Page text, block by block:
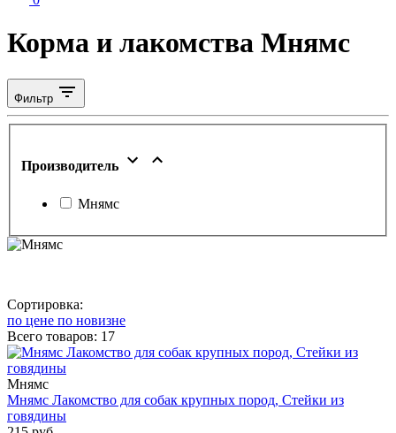
Корма и лакомства Мнямс
Фильтр
Производитель
Мнямс
Сортировка:
по цене по новизне
Всего товаров: 17
Мнямс
Мнямс Лакомство для собак крупных пород, Стейки из
говядины